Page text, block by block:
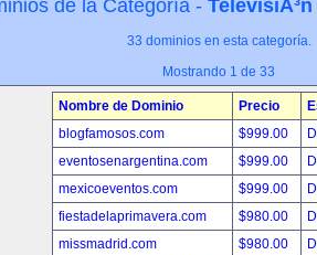
de la Categoría -
33 dominios en esta categoría.
Mostrando 1 de 33
Nombre de Dominio Precio
blogfamosos.com
$999.00
eventosenargentina.com
$999.00
mexicoeventos.com
$999.00
fiestadelaprimavera.com
$980.00
missmadrid.com
$980.00